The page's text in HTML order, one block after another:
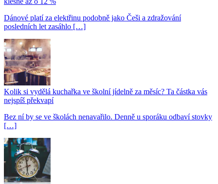
Dánové platí za elektřinu podobně jako Češi a zdražování
posledních let zasáhlo […]
Kolik si vydělá kuchařka ve školní jídelně za měsíc? Ta částka vás
nejspíš překvapí
Bez ní by se ve školách nenavařilo. Denně u sporáku odbaví stovky
[…]